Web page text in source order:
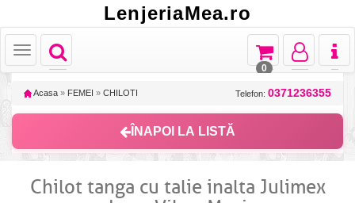
LenjeriaMea.ro
Toggle
navigation
Toggle
Toggle
navigation
Toggle
navigation
Toggle
navigation
0
Acasa » FEMEI » CHILOTI Telefon: 0371236355
ÎNAPOI LA LISTĂ
Chilot tanga cu talie inalta Julimex